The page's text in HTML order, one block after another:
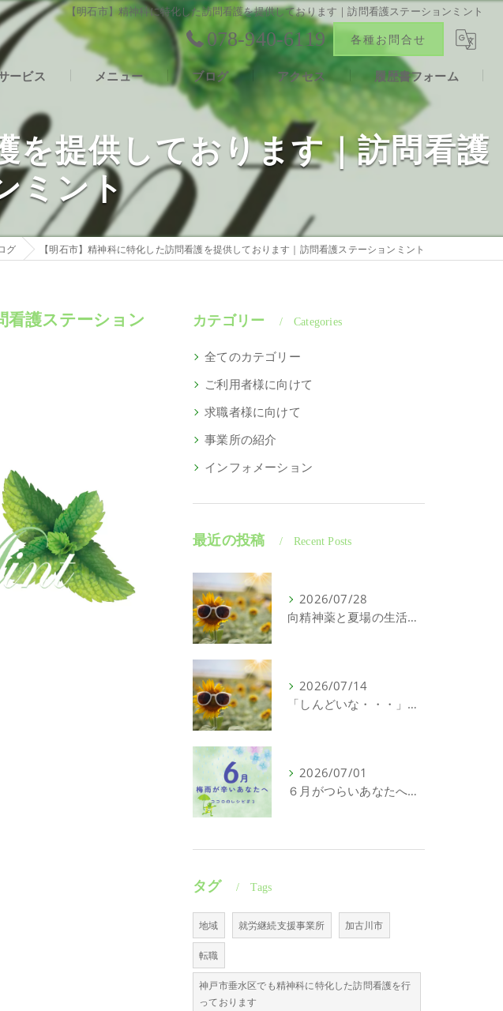
【明石市】精神科に特化した訪問看護を提供しております｜訪問看護ステーションミント
078-940-6119 各種お問合せ
ションミントの口コミ情報
ションミントの評判
ションミントのお客様の声
ービス メニュー ブログ アクセス
合同会社ファン
履歴書フォーム
を提供しております｜訪問看護
ミント
グ 【明石市】精神科に特化した訪問看護を提供しております｜訪問看護ステーションミント
看護ステーション
カテゴリー Categories
全てのカテゴリー
ご利用者様に向けて
求職者様に向けて
事業所の紹介
インフォメーション
最近の投稿 Recent Posts
2026/07/28
向精神薬と夏場の生活について｜精神科特化訪問看護ミント【明石市・神戸市垂水区・神戸市西区】
2026/07/14
「しんどいな・・・」それ、こころの問題じゃないかもしれません｜精神科特化訪問看護ミント【明石市・神戸市西区・垂水区】
2026/07/01
６月がつらいあなたへ｜頑張れない日にも意味がある
タグ Tags
地域 就労継続支援事業所 加古川市
転職
神戸市垂水区でも精神科に特化した訪問看護を行
っております